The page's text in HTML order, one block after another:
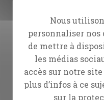
Nous
personnaliser nos
de mettre à
les médias
accès sur notre
plus d’infos à ce
sur la